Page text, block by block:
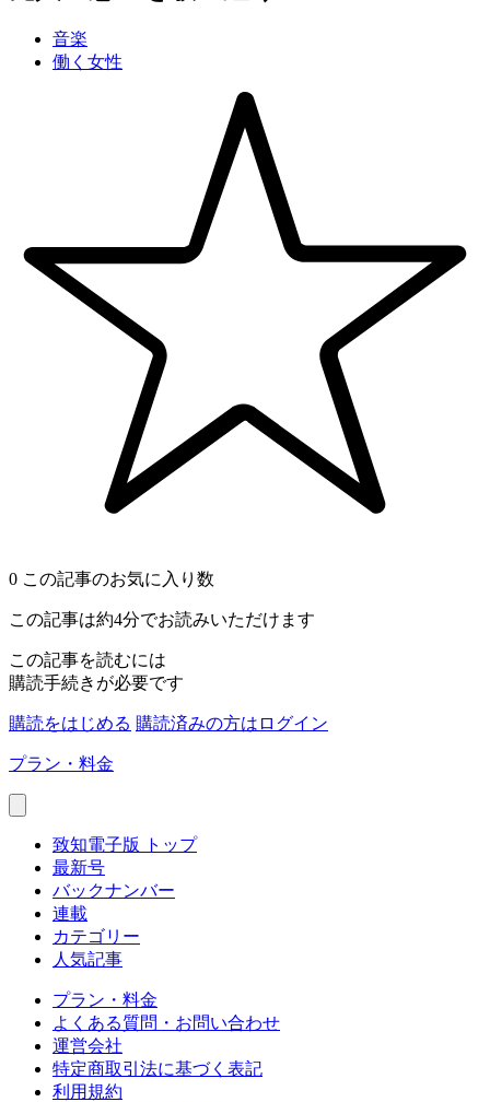
音楽
働く女性
0 この記事のお気に入り数
この記事は約4分でお読みいただけます
この記事を読むには
購読手続きが必要です
購読をはじめる 購読済みの方はログイン
プラン・料金
致知電子版 トップ
最新号
バックナンバー
連載
カテゴリー
人気記事
プラン・料金
よくある質問・お問い合わせ
運営会社
特定商取引法に基づく表記
利用規約